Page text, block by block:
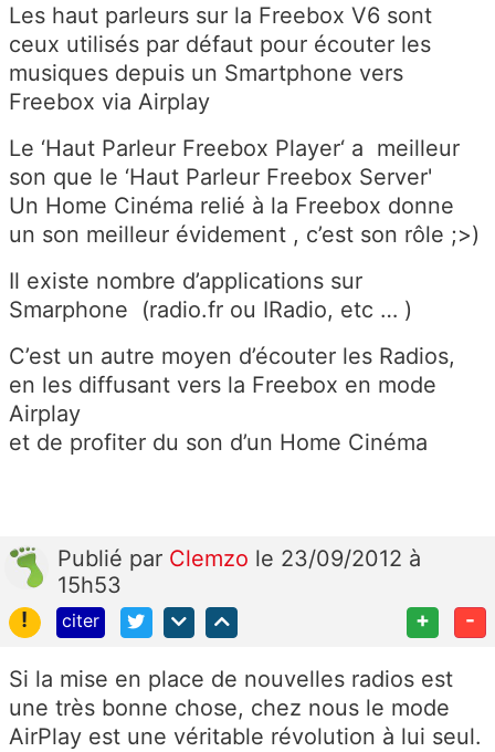
Les haut parleurs sur la Freebox V6 sont
ceux utilisés par défaut pour écouter les
musiques depuis un Smartphone vers
Freebox via Airplay
Le ‘Haut Parleur Freebox Player‘ a meilleur
son que le ‘Haut Parleur Freebox Server'
Un Home Cinéma relié à la Freebox donne
un son meilleur évidement , c’est son rôle ;>)
Il existe nombre d’applications sur
Smarphone (radio.fr ou IRadio, etc … )
C’est un autre moyen d’écouter les Radios,
en les diffusant vers la Freebox en mode
Airplay
et de profiter du son d’un Home Cinéma
Publié par Clemzo le 23/09/2012 à
15h53
!
citer + -
Si la mise en place de nouvelles radios est
une très bonne chose, chez nous le mode
AirPlay est une véritable révolution à lui seul.